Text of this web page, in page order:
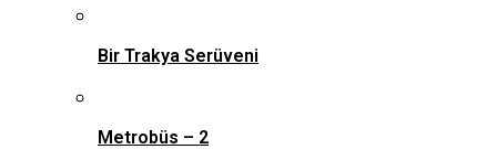
Bir Trakya Serüveni
Metrobüs – 2